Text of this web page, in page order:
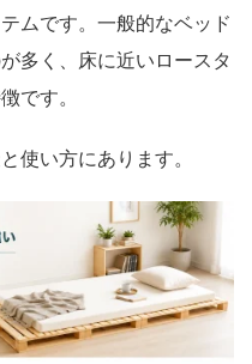
ムです。一般的なベッド
多く、床に近いロースタ
です。
使い方にあります。